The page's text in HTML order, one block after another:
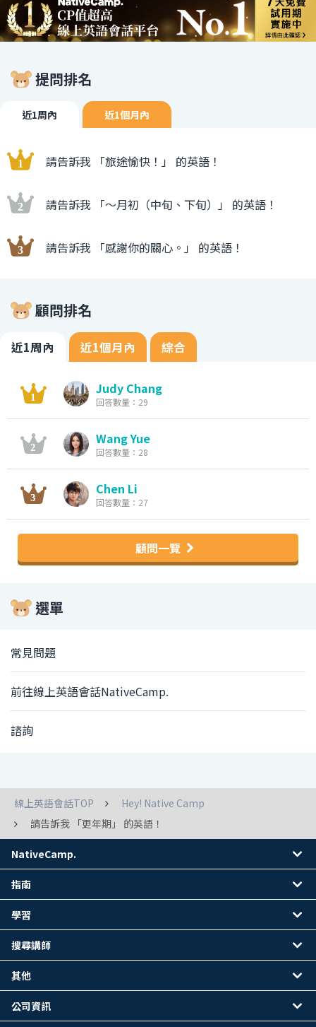
提問排名
近1周內 近1個月內
請告訴我 「旅途愉快！」 的英語！
請告訴我 「〜月初（中旬、下旬）」 的英語！
請告訴我 「感謝你的關心。」 的英語！
顧問排名
近1周內 近1個月內 綜合
Judy Chang
回答數量：29
Wang Yue
回答數量：28
Chen Li
回答數量：27
顧問一覽
選單
常見問題
前往線上英語會話NativeCamp.
諮詢
線上英語會話TOP
Hey! Native Camp
請告訴我 「更年期」 的英語！
NativeCamp.
指南
學習
搜尋講師
其他
公司資訊